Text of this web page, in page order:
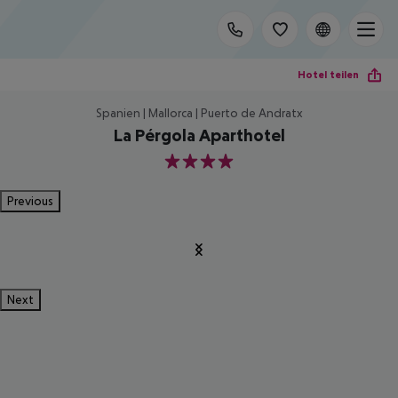
Hotel teilen
Spanien | Mallorca | Puerto de Andratx
La Pérgola Aparthotel
4
Previous
Next